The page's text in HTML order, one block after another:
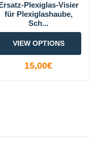
Plexiglas-Visier
für Plexiglashaube,
Sch...
VIEW OPTIONS
15,00€